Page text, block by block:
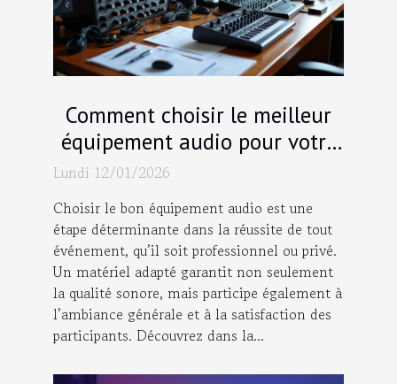
Comment choisir le meilleur
équipement audio pour votre
événement ?
Lundi 12/01/2026
Choisir le bon équipement audio est une
étape déterminante dans la réussite de tout
événement, qu’il soit professionnel ou privé.
Un matériel adapté garantit non seulement
la qualité sonore, mais participe également à
l’ambiance générale et à la satisfaction des
participants. Découvrez dans la...